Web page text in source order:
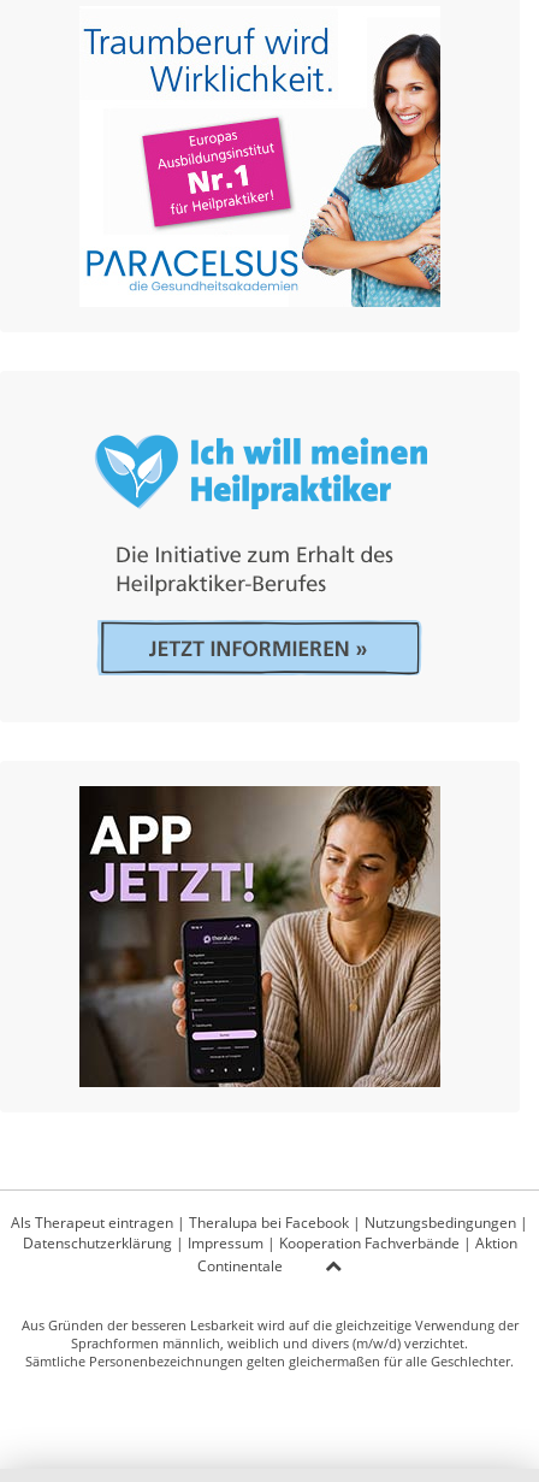
Als Therapeut eintragen | Theralupa bei Facebook | Nutzungsbedingungen |
Datenschutzerklärung| Impressum| Kooperation Fachverbände | Aktion
Continentale
Aus Gründen der besseren Lesbarkeit wird auf die gleichzeitige Verwendung der
Sprachformen männlich, weiblich und divers (m/w/d) verzichtet.
Sämtliche Personenbezeichnungen gelten gleichermaßen für alle Geschlechter.